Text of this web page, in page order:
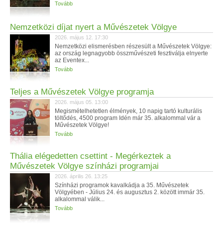
Tovább
Nemzetközi díjat nyert a Művészetek Völgye
2026. május 12. 17:30
Nemzetközi elismerésben részesült a Művészetek Völgye:
az ország legnagyobb összművészeti fesztiválja elnyerte
az Eventex...
Tovább
Teljes a Művészetek Völgye programja
2026. május 05. 13:00
Megismételhetetlen élmények, 10 napig tartó kulturális
töltődés, 4500 program Idén már 35. alkalommal vár a
Művészetek Völgye!
Tovább
Thália elégedetten csettint - Megérkeztek a
Művészetek Völgye színházi programjai
2026. április 26. 13:25
Színházi programok kavalkádja a 35. Művészetek
Völgyében - Július 24. és augusztus 2. között immár 35.
alkalommal válik...
Tovább